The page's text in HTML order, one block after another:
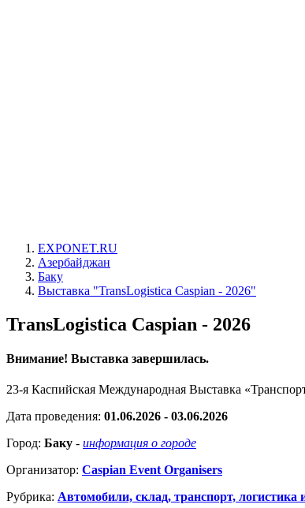
EXPONET.RU
Азербайджан
Баку
Выставка "TransLogistica Caspian - 2026"
TransLogistica Caspian - 2026
Внимание! Выставка завершилась.
23-я Каспийская Международная Выставка
Дата проведения: 01.06.2026 - 03.06.2026
Город: Баку - информация о городе
Организатор: Caspian Event Organisers
Рубрика: Автомобили, склад, транспорт, логистика